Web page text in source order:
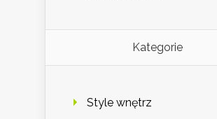
Kategorie
Style wnętrz